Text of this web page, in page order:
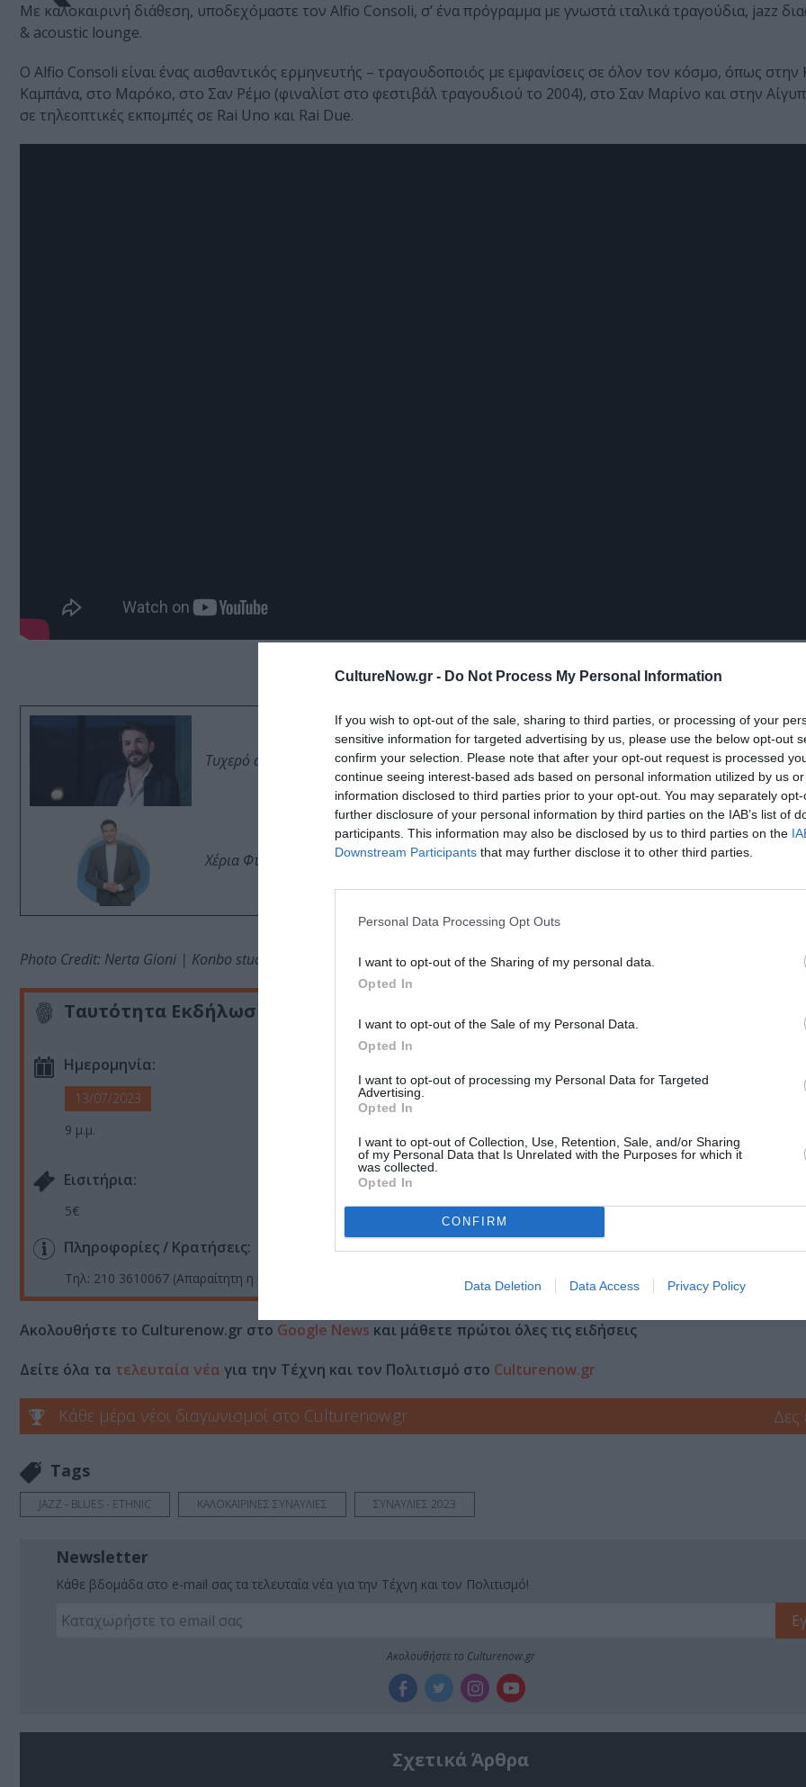
CultureNow.gr - Do Not Process My Personal Information
If you wish to opt-out of the sale, sharing to third parties, or processing of your
sensitive information for targeted advertising by us, please use the below opt-out
confirm your selection. Please note that after your opt-out request is processed
continue seeing interest-based ads based on personal information utilized by us
information disclosed to third parties prior to your opt-out. You may separately
further disclosure of your personal information by third parties on the IAB’s list of
participants. This information may also be disclosed by us to third parties on the
Downstream Participants that may further disclose it to other third parties.
Personal Data Processing Opt Outs
I want to opt-out of the Sharing of my personal data.
Opted In
I want to opt-out of the Sale of my Personal Data.
Opted In
I want to opt-out of processing my Personal Data for Targeted
Advertising.
Opted In
I want to opt-out of Collection, Use, Retention, Sale, and/or Sharing
of my Personal Data that Is Unrelated with the Purposes for which it
was collected.
Opted In
CONFIRM
Data Deletion Data Access Privacy Policy
Με καλοκαιρινή διάθεση, υποδεχόμαστε τον Alfio Consoli, σ’ ένα πρόγραμμα με γνωστά ιταλικά τραγούδια, jazz
& acoustic lounge.
Ο Alfio Consoli είναι ένας αισθαντικός ερμηνευτής – τραγουδοποιός με εμφανίσεις σε όλον τον κόσμο, όπως στην
Καμπάνα, στο Μαρόκο, στο Σαν Ρέμο (φιναλίστ στο φεστιβάλ τραγουδιού το 2004), στο Σαν Μαρίνο και στην
σε τηλεοπτικές εκπομπές σε Rai Uno και Rai Due.
ΜΗΝ ΧΑΣΕΙΣ!
Τυχερό αστέρι: Θοδωρής Βουτσικάκης και Λίνα Νικολακοπούλου στο Φ hill Sessions
Χέρια Φτερά: Ο Μάριος Φραγκούλης στο Φεστιβάλ στη Σκιά των Βράχων 2026
Photo Credit: Nerta Gioni | Konbo studio photography
Ταυτότητα Εκδήλωσης
Ημερομηνία:
13/07/2023
9 μ.μ.
Νομισματικό Μουσείο
Eισιτήρια:
5€
Πληροφορίες / Κρατήσεις:
Τηλ: 210 3610067 (Απαραίτητη η κράτηση θέσεων) |
Ακολουθήστε το Culturenow.gr στο Google News και μάθετε πρώτοι όλες τις ειδήσεις
Δείτε όλα τα τελευταία νέα για την Τέχνη και τον Πολιτισμό στο Culturenow.gr
Κάθε μέρα νέοι διαγωνισμοί στο Culturenow.gr Δες
Tags
JAZZ - BLUES - ETHNIC ΚΑΛΟΚΑΙΡΙΝΕΣ ΣΥΝΑΥΛΙΕΣ ΣΥΝΑΥΛΙΕΣ 2023
Newsletter
Κάθε βδομάδα στο e-mail σας τα τελευταία νέα για την Τέχνη και τον Πολιτισμό!
Ακολουθήστε το Culturenow.gr
Σχετικά Άρθρα